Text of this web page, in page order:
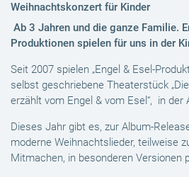
Weihnachtskonzert für Kinder
Ab 3 Jahren und die ganze Familie.
Produktionen spielen für uns in der
Seit 2007 spielen „Engel & Esel-
selbst geschriebene Theaterstück
erzählt vom Engel & vom Esel“, in der
Dieses Jahr gibt es, zur Album-
moderne Weihnachtslieder, teilweise
Mitmachen, in besonderen Versionen